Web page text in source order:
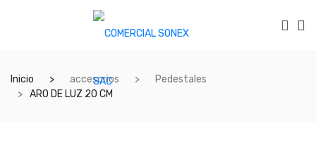
Inicio accesorios
Pedestales
ARO DE LUZ 20 CM